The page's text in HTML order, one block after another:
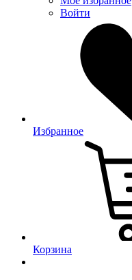
Войти
Избранное
Корзина